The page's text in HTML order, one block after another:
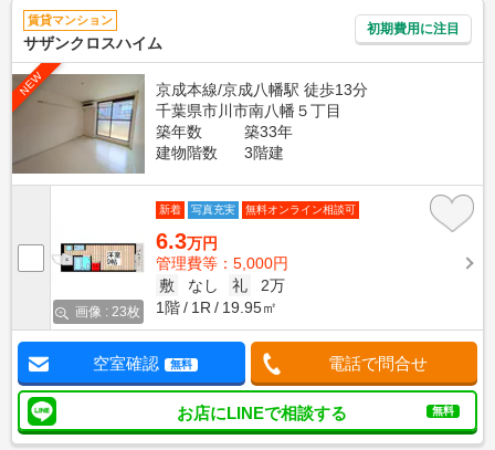
賃貸マンション
サザンクロスハイム
初期費用に注目
NEW
京成本線/京成八幡駅 徒歩13分
千葉県市川市南八幡５丁目
築年数
築33年
建物階数
3階建
画像 : 23枚
新着 写真充実 無料オンライン相談可
6.3万円
管理費等：5,000円
敷
なし 礼
2万
1階
1R 19.95㎡
空室確認 無料 電話で問合せ
お店にLINEで相談する 無料